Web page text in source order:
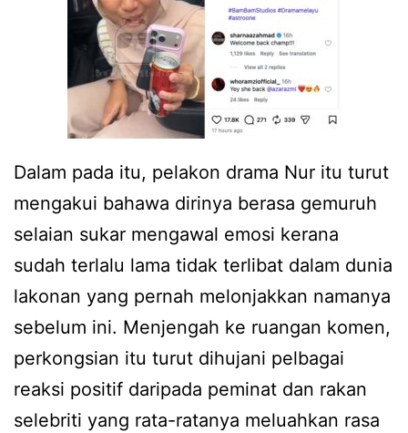
Dalam pada itu, pelakon drama Nur itu turut
mengakui bahawa dirinya berasa gemuruh
selaian sukar mengawal emosi kerana
sudah terlalu lama tidak terlibat dalam dunia
lakonan yang pernah melonjakkan namanya
sebelum ini. Menjengah ke ruangan komen,
perkongsian itu turut dihujani pelbagai
reaksi positif daripada peminat dan rakan
selebriti yang rata-ratanya meluahkan rasa